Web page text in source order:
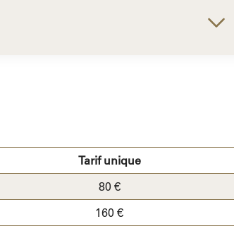
Tarif unique
80 €
160 €